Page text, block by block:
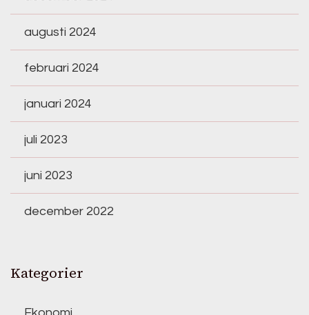
augusti 2024
februari 2024
januari 2024
juli 2023
juni 2023
december 2022
Kategorier